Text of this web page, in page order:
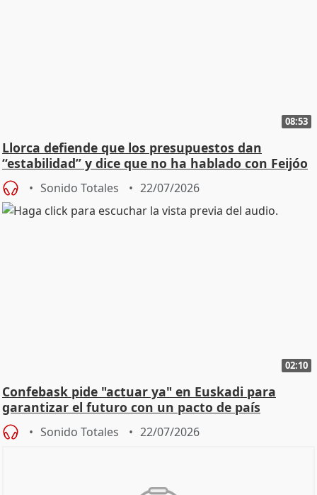
08:53
Llorca defiende que los presupuestos dan
“estabilidad” y dice que no ha hablado con Feijóo
Sonido Totales 22/07/2026
02:10
Confebask pide "actuar ya" en Euskadi para
garantizar el futuro con un pacto de país
Sonido Totales 22/07/2026